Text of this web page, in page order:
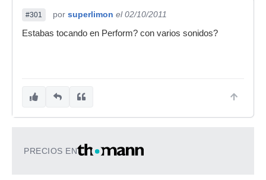
#301 por superlimon el 02/10/2011
Estabas tocando en Perform? con varios sonidos?
PRECIOS EN